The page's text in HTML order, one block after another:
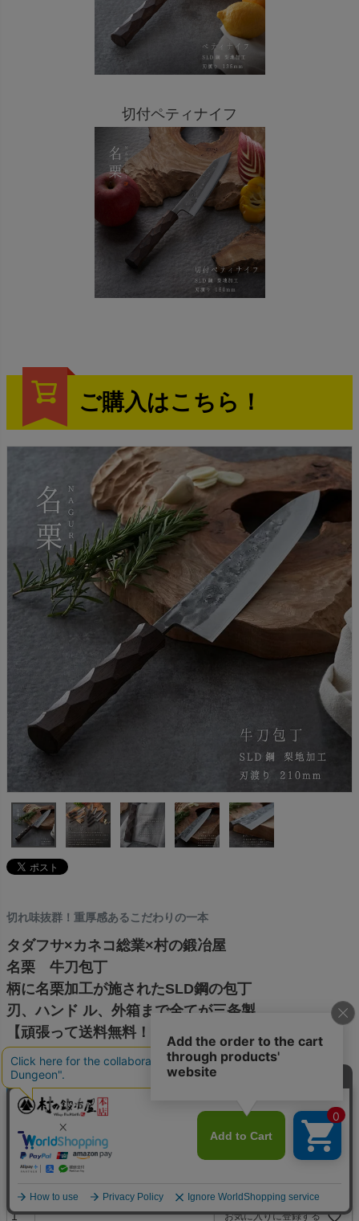
切付ペティナイフ
ご購入はこちら！
切れ味抜群！重厚感あるこだわりの一本
タダフサ×カネコ総業×村の鍛冶屋
名栗 牛刀包丁
柄に名栗加工が施されたSLD鋼の包丁
刃、ハンド ル、外箱まで全てが三条製
【頑張って送料無料！】
商品番号 4937769000629
¥30,800
560 ポイント進呈 ]
お気に入りに登録する